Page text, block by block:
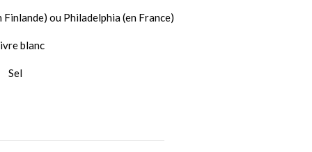
ou Philadelphia (en France)
blanc
Sel